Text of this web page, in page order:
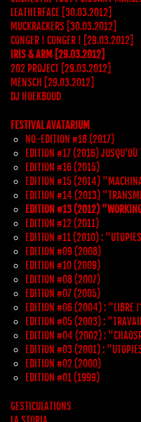
LEATHERFACE [30.03.2012]
MUCKRACKERS [30.03.2012]
CONGER ! CONGER ! [29.03.2012]
IRIS & ARM [29.03.2012]
202 PROJECT [29.03.2012]
MENSCH [29.03.2012]
DJ HOEKBOUD
FESTIVAL AVATARIUM
NO-EDITION #18 (2017)
EDITION #17 (2016) JUSQU’OÙ
EDITION #16 (2015)
EDITION #15 (2014)
EDITION #14 (2013)
EDITION #13 (2012)
EDITION #12 (2011)
EDITION #11 (2010) :
EDITION #09 (2008)
EDITION #10 (2009)
EDITION #08 (2007)
EDITION #07 (2005)
EDITION #06 (2004) : "LIBRE
EDITION #05 (2003) :
EDITION #04 (2002) :
EDITION #03 (2001) :
EDITION #02 (2000)
EDITION #01 (1999)
GESTICULATIONS